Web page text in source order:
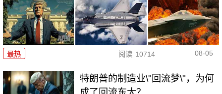
最热 阅读 10714 08-05
特朗普的制造业\"回流梦\"，为何